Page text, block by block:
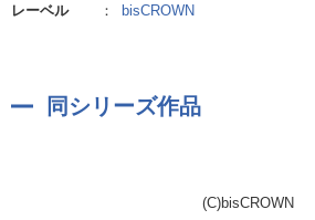
レーベル
： bisCROWN
同シリーズ作品
(C)bisCROWN